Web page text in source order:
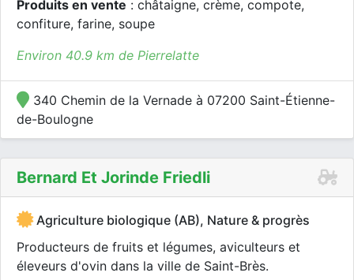
Produits en vente : châtaigne, crème, compote,
confiture, farine, soupe
Environ 40.9 km de Pierrelatte
340 Chemin de la Vernade à 07200 Saint-Étienne-
de-Boulogne
Bernard Et Jorinde Friedli
Agriculture biologique (AB), Nature & progrès
Producteurs de fruits et légumes, aviculteurs et
éleveurs d'ovin dans la ville de Saint-Brès.